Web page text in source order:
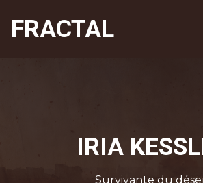
FRACTAL
IRIA
Survivante du